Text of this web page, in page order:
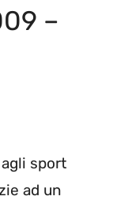
–
sport
ad un